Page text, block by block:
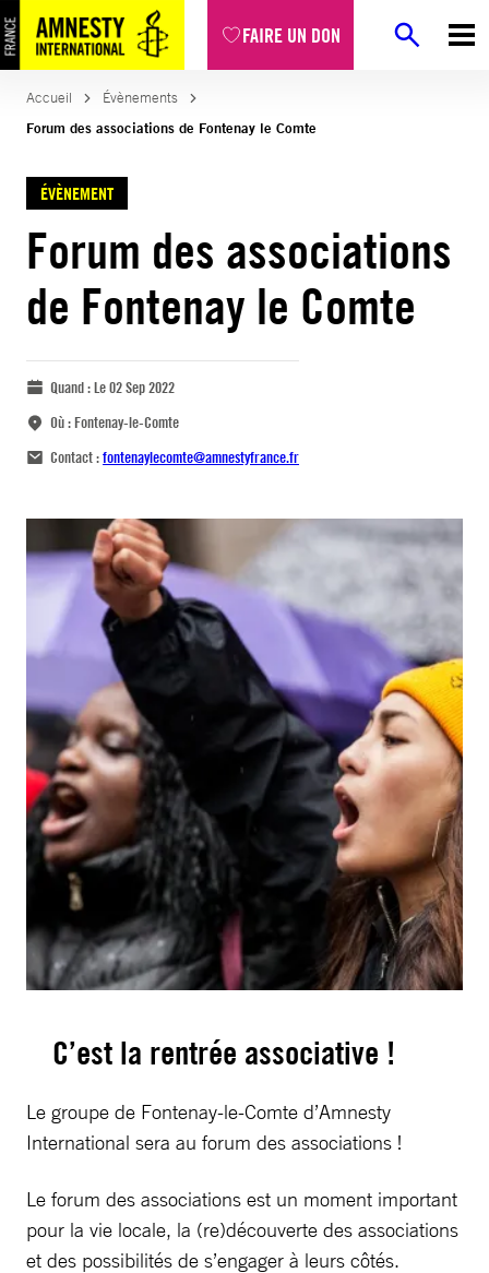
FAIRE UN DON
Accueil
Évènements
Forum des associations de Fontenay le Comte
ÉVÈNEMENT
Forum des associations
de Fontenay le Comte
Quand :Le 02 Sep 2022
Où :Fontenay-le-Comte
Contact :fontenaylecomte@amnestyfrance.fr
C’est la rentrée associative !
Le groupe de Fontenay-le-Comte d’Amnesty
International sera au forum des associations !
Le forum des associations est un moment important
pour la vie locale, la (re)découverte des associations
et des possibilités de s’engager à leurs côtés.